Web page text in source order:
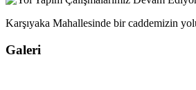
Karşıyaka Mahallesinde bir caddemizin
Galeri